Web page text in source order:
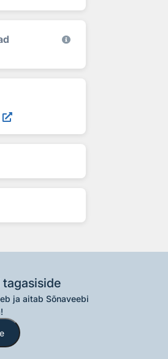
tagasiside
ja aitab Sõnaveebi